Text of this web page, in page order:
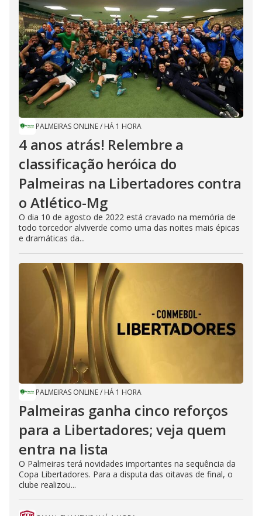
PALMEIRAS ONLINE/ HÁ 1 HORA
4 anos atrás! Relembre a
classificação heróica do
Palmeiras na Libertadores contra
o Atlético-Mg
O dia 10 de agosto de 2022 está cravado na memória de
todo torcedor alviverde como uma das noites mais épicas
e dramáticas da...
PALMEIRAS ONLINE/ HÁ 1 HORA
Palmeiras ganha cinco reforços
para a Libertadores; veja quem
entra na lista
O Palmeiras terá novidades importantes na sequência da
Copa Libertadores. Para a disputa das oitavas de final, o
clube realizou...